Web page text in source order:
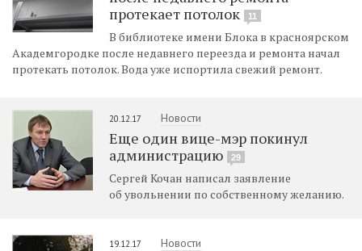
протекает потолок
11
В библиотеке имени Блока в красноярском
Академгородке после недавнего переезда и ремонта начал
протекать потолок. Вода уже испортила свежий ремонт.
20.12.17 Новости
Еще один вице-мэр покинул
администрацию
29
Сергей Кочан написал заявление
об увольнении по собственному желанию.
19.12.17 Новости